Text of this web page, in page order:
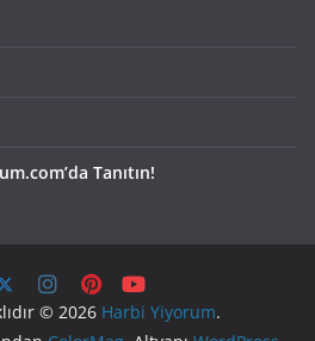
Tanıtın!
© 2026 Harbi Yiyorum.